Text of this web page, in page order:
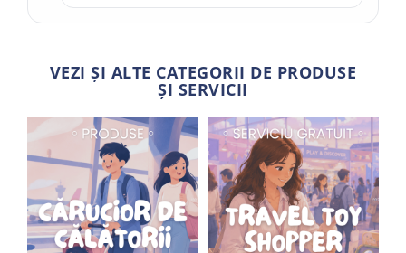
VEZI ȘI ALTE CATEGORII DE PRODUSE
ȘI SERVICII